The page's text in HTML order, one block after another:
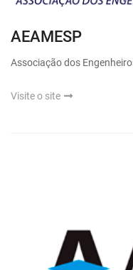
AEAMESP
Associação dos
Visite o site